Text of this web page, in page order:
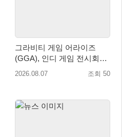
그라비티 게임 어라이즈
(GGA), 인디 게임 전시회
‘도쿄 게임 던전 13’ 참가!
2026.08.07 조회 50